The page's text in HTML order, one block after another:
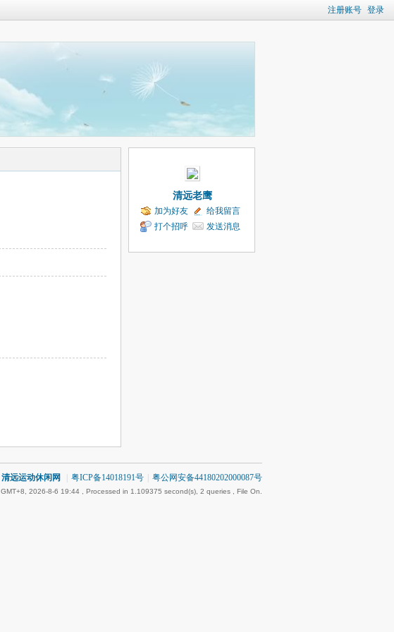
注册账号 登录
清远老鹰
加为好友
给我留言
打个招呼
发送消息
清远运动休闲网 粤ICP备14018191号 粤公网安备44180202000087号
GMT+8, 2026-8-6 19:44 , Processed in 1.109375 second(s), 2 queries , File On.